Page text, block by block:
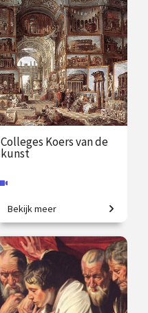
€ 35.00
vanaf 30
okt.
Online
Colleges Koers van de
kunst
Creatieve steden, van
Athene tot New York.
€ 345.00
vanaf 23
sep.
Online
Bekijk meer